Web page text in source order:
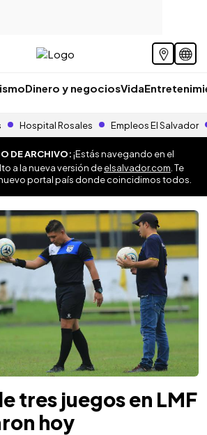
Dinero y negociosVida
Hospital Rosales Empleos El Salvador
DE ARCHIVO:¡Estás navegando en el
a la nueva versión deelsalvador.com . Te
portal país donde coincidimos todos.
tres juegos en LMF
hoy